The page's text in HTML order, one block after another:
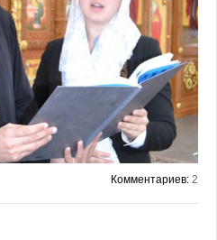
Комментариев: 2